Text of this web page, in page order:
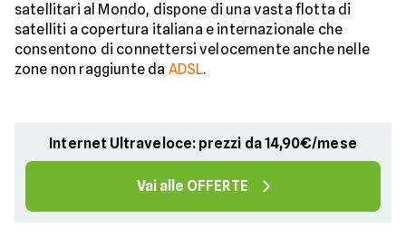
satellitari al Mondo, dispone di una vasta flotta di
satelliti a copertura italiana e internazionale che
consentono di connettersi velocemente anche nelle
zone non raggiunte da ADSL.
Internet Ultraveloce: prezzi da 14,90€/mese
Vai alle OFFERTE